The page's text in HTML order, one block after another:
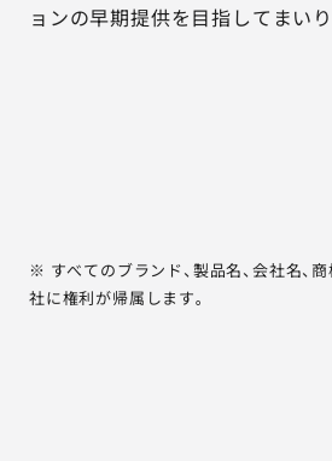
ョンの早期提供を目指してまいり
※ すべてのブランド、製品名、会社名、
社に権利が帰属します。